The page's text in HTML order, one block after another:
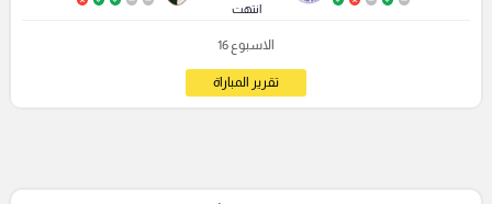
انتهت
الاسبوع 16
تقرير المباراة